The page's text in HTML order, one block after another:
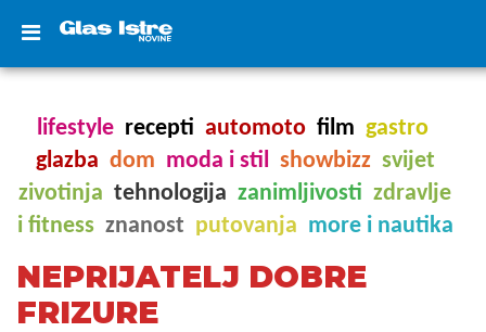
lifestyle recepti automoto film gastro
glazba dom moda i stil showbizz svijet
zivotinja tehnologija zanimljivosti zdravlje
i fitness znanost putovanja more i nautika
NEPRIJATELJ DOBRE
FRIZURE